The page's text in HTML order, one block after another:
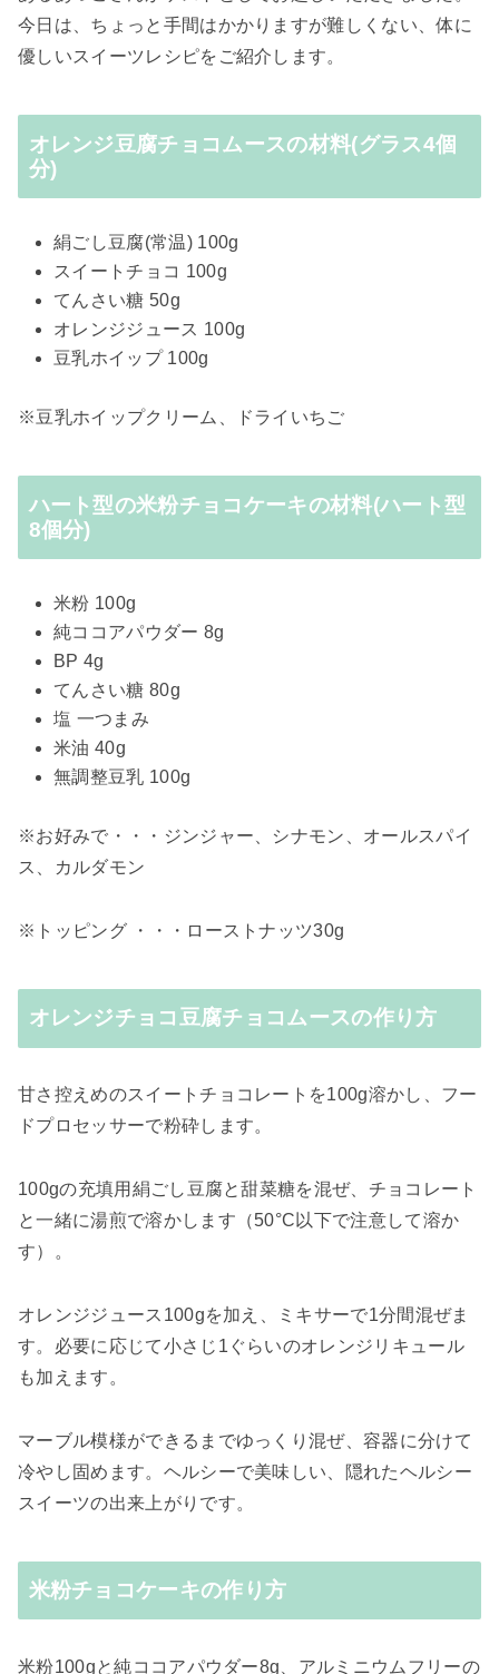
今日は、ちょっと手間はかかりますが難しくない、体に
優しいスイーツレシピをご紹介します。
オレンジ豆腐チョコムースの材料(グラス4個
分)
絹ごし豆腐(常温) 100g
スイートチョコ 100g
てんさい糖 50g
オレンジジュース 100g
豆乳ホイップ 100g
※豆乳ホイップクリーム、ドライいちご
ハート型の米粉チョコケーキの材料(ハート型
8個分)
米粉 100g
純ココアパウダー 8g
BP 4g
てんさい糖 80g
塩 一つまみ
米油 40g
無調整豆乳 100g
※お好みで・・・ジンジャー、シナモン、オールスパイ
ス、カルダモン
※トッピング ・・・ローストナッツ30g
オレンジチョコ豆腐チョコムースの作り方
甘さ控えめのスイートチョコレートを100g溶かし、フー
ドプロセッサーで粉砕します。
100gの充填用絹ごし豆腐と甜菜糖を混ぜ、チョコレート
と一緒に湯煎で溶かします（50°C以下で注意して溶か
す）。
オレンジジュース100gを加え、ミキサーで1分間混ぜま
す。必要に応じて小さじ1ぐらいのオレンジリキュール
も加えます。
マーブル模様ができるまでゆっくり混ぜ、容器に分けて
冷やし固めます。ヘルシーで美味しい、隠れたヘルシー
スイーツの出来上がりです。
米粉チョコケーキの作り方
米粉100gと純ココアパウダー8g、アルミニウムフリーの